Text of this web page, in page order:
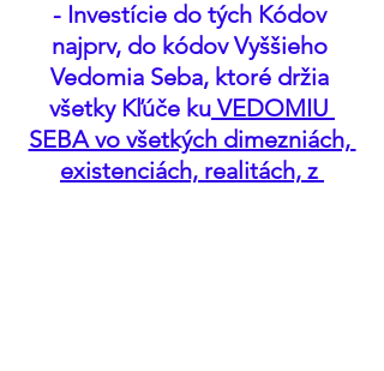
- Investície do tých Kódov
najprv, do kódov Vyššieho
Vedomia Seba, ktoré držia
všetky Kľúče ku VEDOMIU
SEBA vo všetkých dimezniách,
existenciách, realitách, z